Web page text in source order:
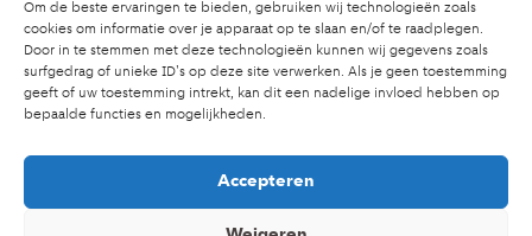
Om de beste ervaringen te bieden, gebruiken wij technologieën zoals
cookies om informatie over je apparaat op te slaan en/of te raadplegen.
Door in te stemmen met deze technologieën kunnen wij gegevens zoals
surfgedrag of unieke ID's op deze site verwerken. Als je geen toestemming
geeft of uw toestemming intrekt, kan dit een nadelige invloed hebben op
bepaalde functies en mogelijkheden.
Accepteren
Zoek contactpersoon op school
Trainingen
Ouderportaal JGZ